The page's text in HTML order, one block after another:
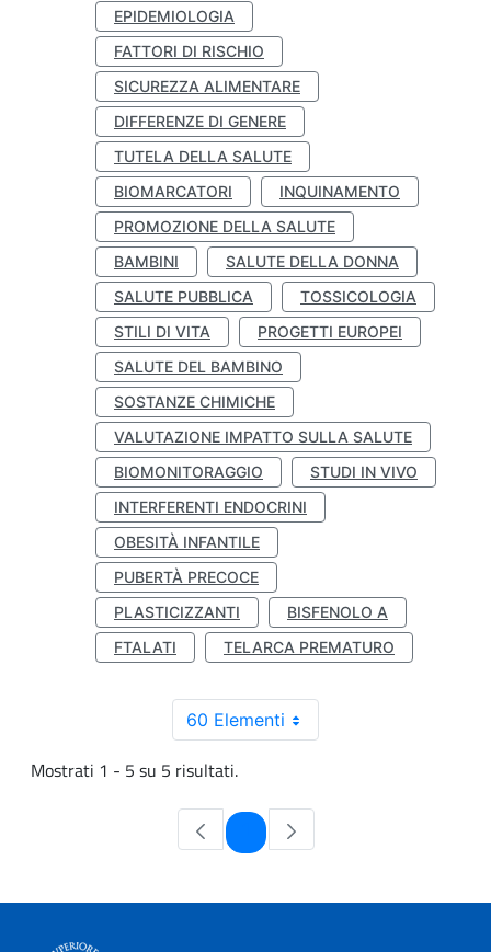
EPIDEMIOLOGIA
FATTORI DI RISCHIO
SICUREZZA ALIMENTARE
DIFFERENZE DI GENERE
TUTELA DELLA SALUTE
BIOMARCATORI
INQUINAMENTO
PROMOZIONE DELLA SALUTE
BAMBINI
SALUTE DELLA DONNA
SALUTE PUBBLICA
TOSSICOLOGIA
STILI DI VITA
PROGETTI EUROPEI
SALUTE DEL BAMBINO
SOSTANZE CHIMICHE
VALUTAZIONE IMPATTO SULLA SALUTE
BIOMONITORAGGIO
STUDI IN VIVO
INTERFERENTI ENDOCRINI
OBESITÀ INFANTILE
PUBERTÀ PRECOCE
PLASTICIZZANTI
BISFENOLO A
FTALATI
TELARCA PREMATURO
60 Elementi
Mostrati 1 - 5 su 5 risultati.
Pagina